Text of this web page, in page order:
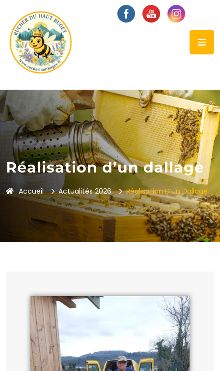
Réalisation d’un dallage
Accueil Actualités 2026 Réalisation D’un Dallage